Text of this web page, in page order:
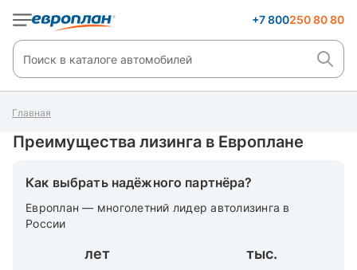
+7 800250 80 80
Главная
Преимущества лизинга в Европлане
Как выбрать надёжного партнёра?
Европлан — многолетний лидер автолизинга в
России
лет тыс.